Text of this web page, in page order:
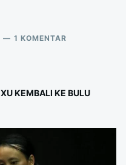
1 KOMENTAR
KEMBALI
TANGKIS
KEMBALI KE BULU